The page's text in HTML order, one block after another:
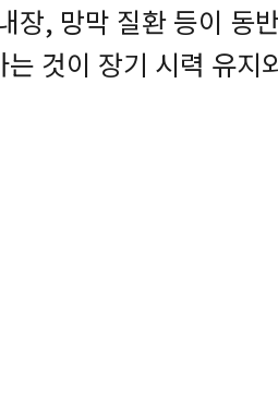
장, 망막 질환 등이 동
것이 장기 시력 유지